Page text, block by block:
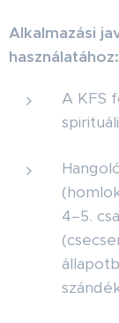
Alkalmazási
használatához:
A KFS
4–5.